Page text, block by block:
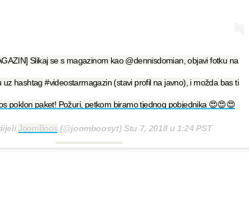
Slikaj se s magazinom kao @dennisdomian, objavi fotku na
hashtag #videostarmagazin (stavi profil na javno), i možda bas ti
poklon paket! Požuri, petkom biramo tjednog pobjednika 😍😍😍
JoomBoos (@joomboosyt)Stu 7, 2018 u 1:24 PST